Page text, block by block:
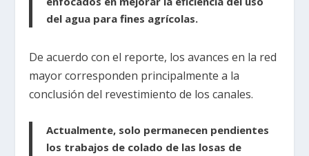
del agua para fines agrícolas.
De acuerdo con el reporte, los avances en la red
mayor corresponden principalmente a la
conclusión del revestimiento de los canales.
Actualmente, solo permanecen pendientes
los trabajos de colado de las losas de